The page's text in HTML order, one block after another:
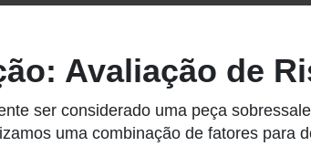
Avaliação de
ser considerado uma peça
uma combinação de fatores para